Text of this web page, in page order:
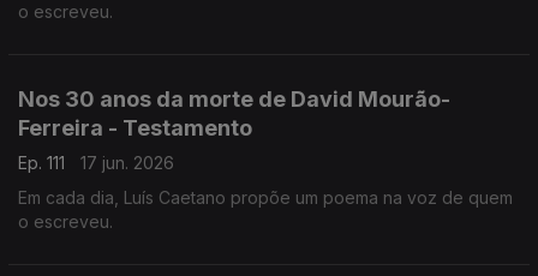
o escreveu.
Nos 30 anos da morte de David Mourão-
Ferreira - Testamento
Ep. 111
17 jun. 2026
Em cada dia, Luís Caetano propõe um poema na voz de quem
o escreveu.